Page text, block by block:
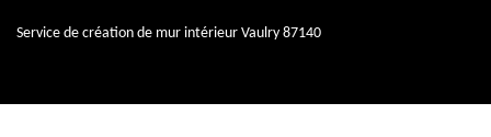
Service de création de mur intérieur Vaulry 87140